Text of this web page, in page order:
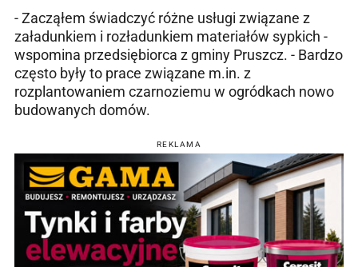
- Zacząłem świadczyć różne usługi związane z
załadunkiem i rozładunkiem materiałów sypkich -
wspomina przedsiębiorca z gminy Pruszcz. - Bardzo
często były to prace związane m.in. z
rozplantowaniem czarnoziemu w ogródkach nowo
budowanych domów.
REKLAMA